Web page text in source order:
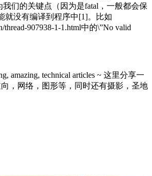
我们的关键点（因为是fatal，一般都会保
就没有编译到程序中[1]。比如
thread-907938-1-1.html中的\”No valid
amazing, technical articles ~ 这里分享一
，网络，图形等，同时还有摄影，圣地